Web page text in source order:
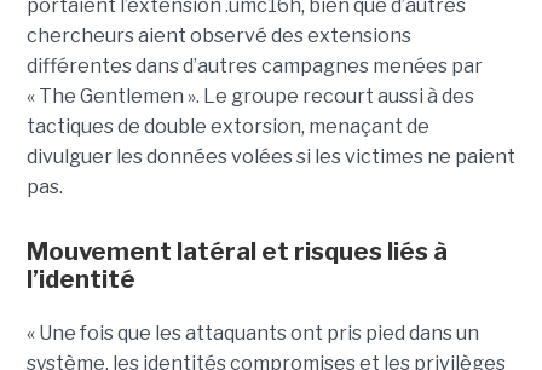
portaient l’extension .umc16h, bien que d’autres
chercheurs aient observé des extensions
différentes dans d’autres campagnes menées par
« The Gentlemen ». Le groupe recourt aussi à des
tactiques de double extorsion, menaçant de
divulguer les données volées si les victimes ne paient
pas.
Mouvement latéral et risques liés à
l’identité
« Une fois que les attaquants ont pris pied dans un
système, les identités compromises et les privilèges